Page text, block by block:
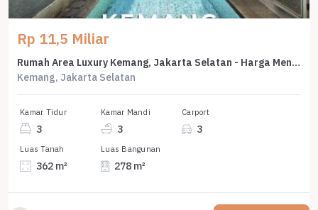
Rp 11,5 Miliar
Rumah Area Luxury Kemang, Jakarta Selatan - Harga Menarik 11,5 Miliar
Kemang, Jakarta Selatan
Kamar Tidur
3
Kamar Mandi
3
Carport
3
Luas Tanah
362 m²
Luas Bangunan
278 m²